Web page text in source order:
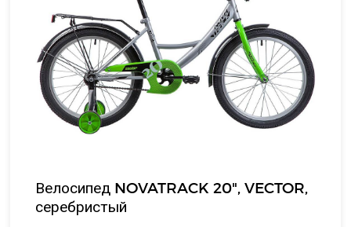
Велосипед NOVATRACK 20", VECTOR,
серебристый